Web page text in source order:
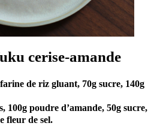
cerise-amande
de riz gluant, 70g sucre, 140g
100g poudre d’amande, 50g sucre,
fleur de sel.